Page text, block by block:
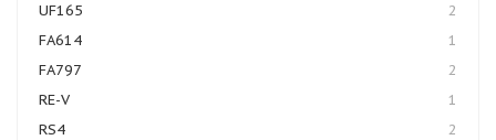
UF165
2
FA614
1
FA797
2
RE-V
1
RS4
2